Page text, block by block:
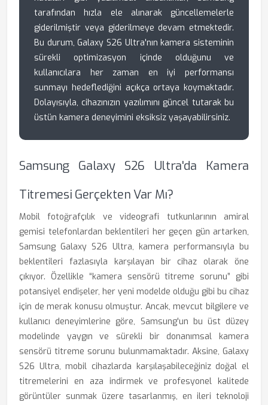
tarafından hızla ele alınarak güncellemelerle
giderilmiştir veya giderilmeye devam etmektedir.
Bu durum, Galaxy S26 Ultra'nın kamera sisteminin
sürekli optimizasyon içinde olduğunu ve
kullanıcılara her zaman en iyi performansı
sunmayı hedeflediğini açıkça ortaya koymaktadır.
Dolayısıyla, cihazınızın yazılımını güncel tutarak bu
üstün kamera deneyimini eksiksiz yaşayabilirsiniz.
Samsung Galaxy S26 Ultra'da Kamera
Titremesi Gerçekten Var Mı?
Mobil fotoğrafçılık ve videografi tutkunlarının amiral
gemisi telefonlardan beklentileri her geçen gün artarken,
Samsung Galaxy S26 Ultra, kamera performansıyla bu
beklentileri fazlasıyla karşılayan bir cihaz olarak öne
çıkıyor. Özellikle “kamera sensörü titreme sorunu” gibi
potansiyel endişeler, her yeni modelde olduğu gibi bu cihaz
için de merak konusu olmuştur. Ancak, mevcut bilgilere ve
kullanıcı deneyimlerine göre, Samsung'un bu üst düzey
modelinde yaygın ve sürekli bir donanımsal kamera
sensörü titreme sorunu bulunmamaktadır. Aksine, Galaxy
S26 Ultra, mobil cihazlarda karşılaşabileceğiniz doğal el
titremelerini en aza indirmek ve profesyonel kalitede
görüntüler sunmak üzere tasarlanmış, en ileri teknoloji